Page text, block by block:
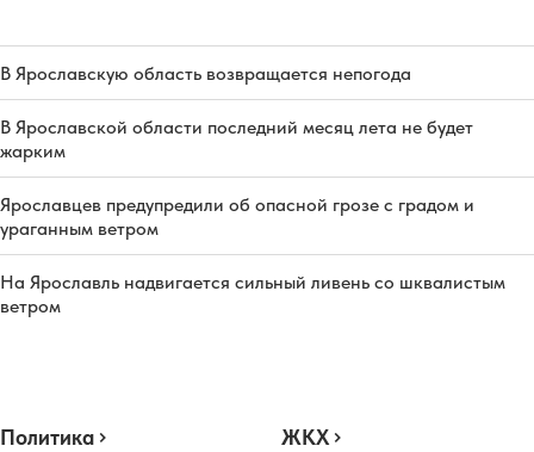
В Ярославскую область возвращается непогода
В Ярославской области последний месяц лета не будет
жарким
Ярославцев предупредили об опасной грозе с градом и
ураганным ветром
На Ярославль надвигается сильный ливень со шквалистым
ветром
Политика ЖКХ